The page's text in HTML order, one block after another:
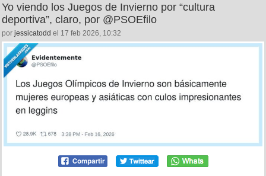
Yo viendo los Juegos de Invierno por “cultura
deportiva”, claro, por @PSOEfilo
por jessicatodd el 17 feb 2026, 10:32